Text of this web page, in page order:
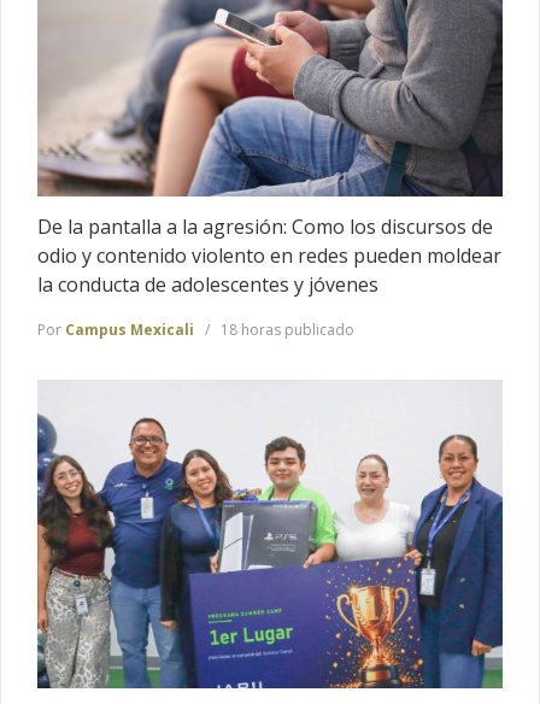
De la pantalla a la agresión: Como los discursos de
odio y contenido violento en redes pueden moldear
la conducta de adolescentes y jóvenes
Por Campus Mexicali 18 horas publicado